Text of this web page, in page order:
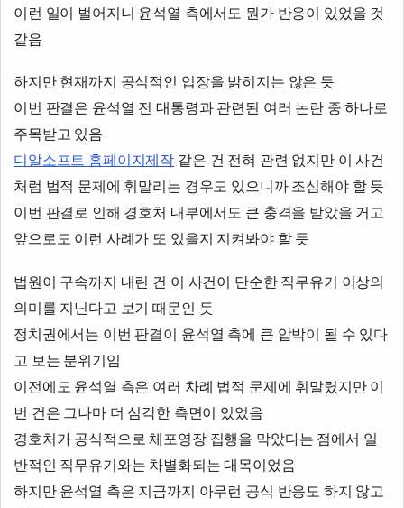
이런 일이 벌어지니 윤석열 측에서도 뭔가 반응이 있었을 것
같음
하지만 현재까지 공식적인 입장을 밝히지는 않은 듯
이번 판결은 윤석열 전 대통령과 관련된 여러 논란 중 하나로
주목받고 있음
디알소프트 홈페이지제작 같은 건 전혀 관련 없지만 이 사건
처럼 법적 문제에 휘말리는 경우도 있으니까 조심해야 할 듯
이번 판결로 인해 경호처 내부에서도 큰 충격을 받았을 거고
앞으로도 이런 사례가 또 있을지 지켜봐야 할 듯
법원이 구속까지 내린 건 이 사건이 단순한 직무유기 이상의
의미를 지닌다고 보기 때문인 듯
정치권에서는 이번 판결이 윤석열 측에 큰 압박이 될 수 있다
고 보는 분위기임
이전에도 윤석열 측은 여러 차례 법적 문제에 휘말렸지만 이
번 건은 그나마 더 심각한 측면이 있었음
경호처가 공식적으로 체포영장 집행을 막았다는 점에서 일
반적인 직무유기와는 차별화되는 대목이었음
하지만 윤석열 측은 지금까지 아무런 공식 반응도 하지 않고